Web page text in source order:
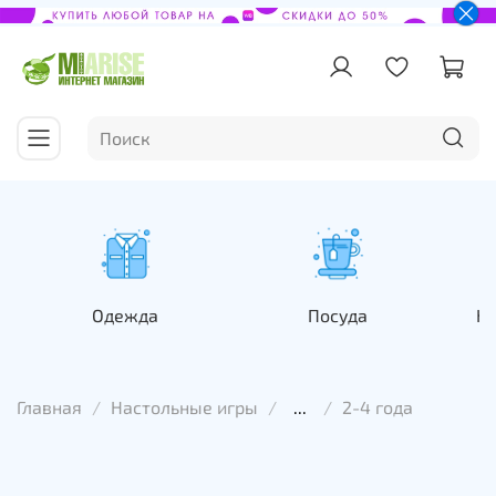
Одежда Посуда
Главная Настольные игры ... 2-4 года